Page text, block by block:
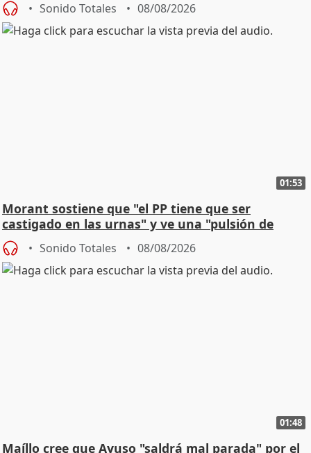
Sonido Totales 08/08/2026
01:53
Morant sostiene que "el PP tiene que ser
castigado en las urnas" y ve una "pulsión de
cambio"
Sonido Totales 08/08/2026
01:48
Maíllo cree que Ayuso "saldrá mal parada" por el